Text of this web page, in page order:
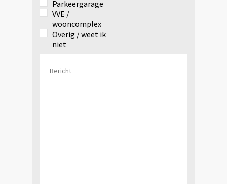
Parkeergarage
VVE /
wooncomplex
Overig / weet ik
niet